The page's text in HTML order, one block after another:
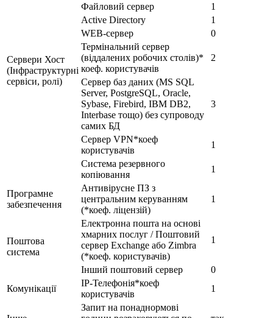
Сервери Хост
(Інфраструктурні
сервіси, ролі)
Файловий сервер
1
Active Directory
1
WEB-сервер
0
Термінальний сервер
(віддалених робочих столів)*
коеф. користувачів
2
Сервер баз даних (MS SQL
Server, PostgreSQL, Oracle,
Sybase, Firebird, IBM DB2,
Interbase тощо) без супроводу
самих БД
3
Сервер VPN*коеф
користувачів
1
Система резервного
копіювання
1
Програмне
забезпечення
Антивірусне ПЗ з
центральним керуванням
(*коеф. ліцензій)
1
Поштова
система
Електронна пошта на основі
хмарних послуг / Поштовий
сервер Exchange або Zimbra
(*коеф. користувачів)
1
Інший поштовий сервер
0
Комунікації
IP-Телефонія*коеф
користувачів
1
Запит на понаднормові